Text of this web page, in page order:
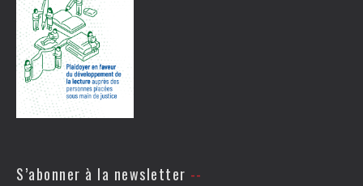
S’abonner à la newsletter